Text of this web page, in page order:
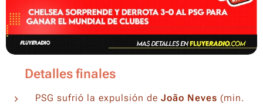
🎖️ Detalles finales
PSG sufrió la expulsión de João Neves (min.